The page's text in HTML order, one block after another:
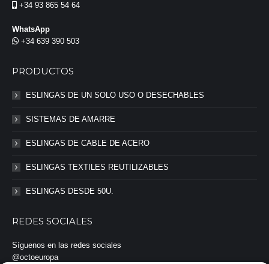
+34 93 865 54 64
WhatsApp
+34 639 390 503
PRODUCTOS
ESLINGAS DE UN SOLO USO O DESECHABLES
SISTEMAS DE AMARRE
ESLINGAS DE CABLE DE ACERO
ESLINGAS TEXTILES REUTILIZABLES
ESLINGAS DESDE 50U.
REDES SOCIALES
Síguenos en las redes sociales
@octoeuropa